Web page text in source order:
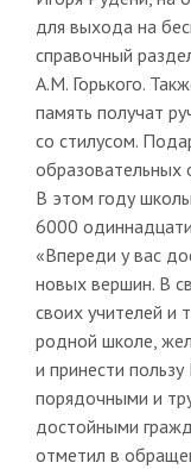
для выхода на
справочный
А.М. Горького.
память получат
со стилусом.
образовательных
В этом году
6000
«Впереди у вас
новых вершин. В
своих учителей и
родной школе,
и принести
порядочными и
достойными
отметил в